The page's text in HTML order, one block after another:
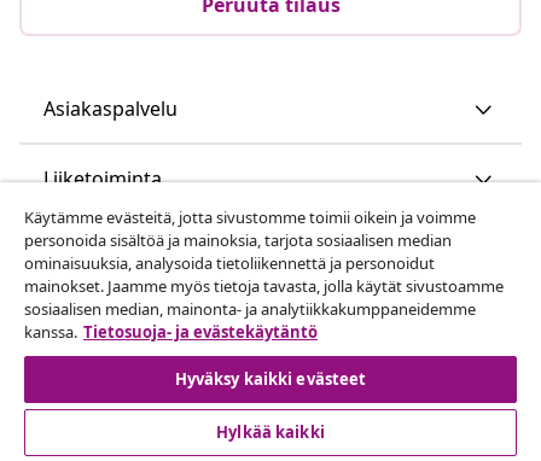
Asiakaspalvelu
Liiketoiminta
vidaXL
Löydä lisää
Käytämme evästeitä, jotta sivustomme toimii oikein ja voimme
personoida sisältöä ja mainoksia, tarjota sosiaalisen median
ominaisuuksia, analysoida tietoliikennettä ja personoidut
mainokset. Jaamme myös tietoja tavasta, jolla käytät sivustoamme
sosiaalisen median, mainonta- ja analytiikkakumppaneidemme
kanssa. Tietosuoja- ja evästekäytäntö
Hyväksy kaikki evästeet
Hylkää kaikki